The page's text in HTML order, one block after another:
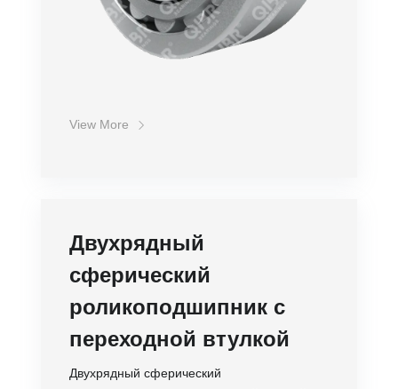
View More
Двухрядный
сферический
роликоподшипник с
переходной втулкой
Двухрядный сферический